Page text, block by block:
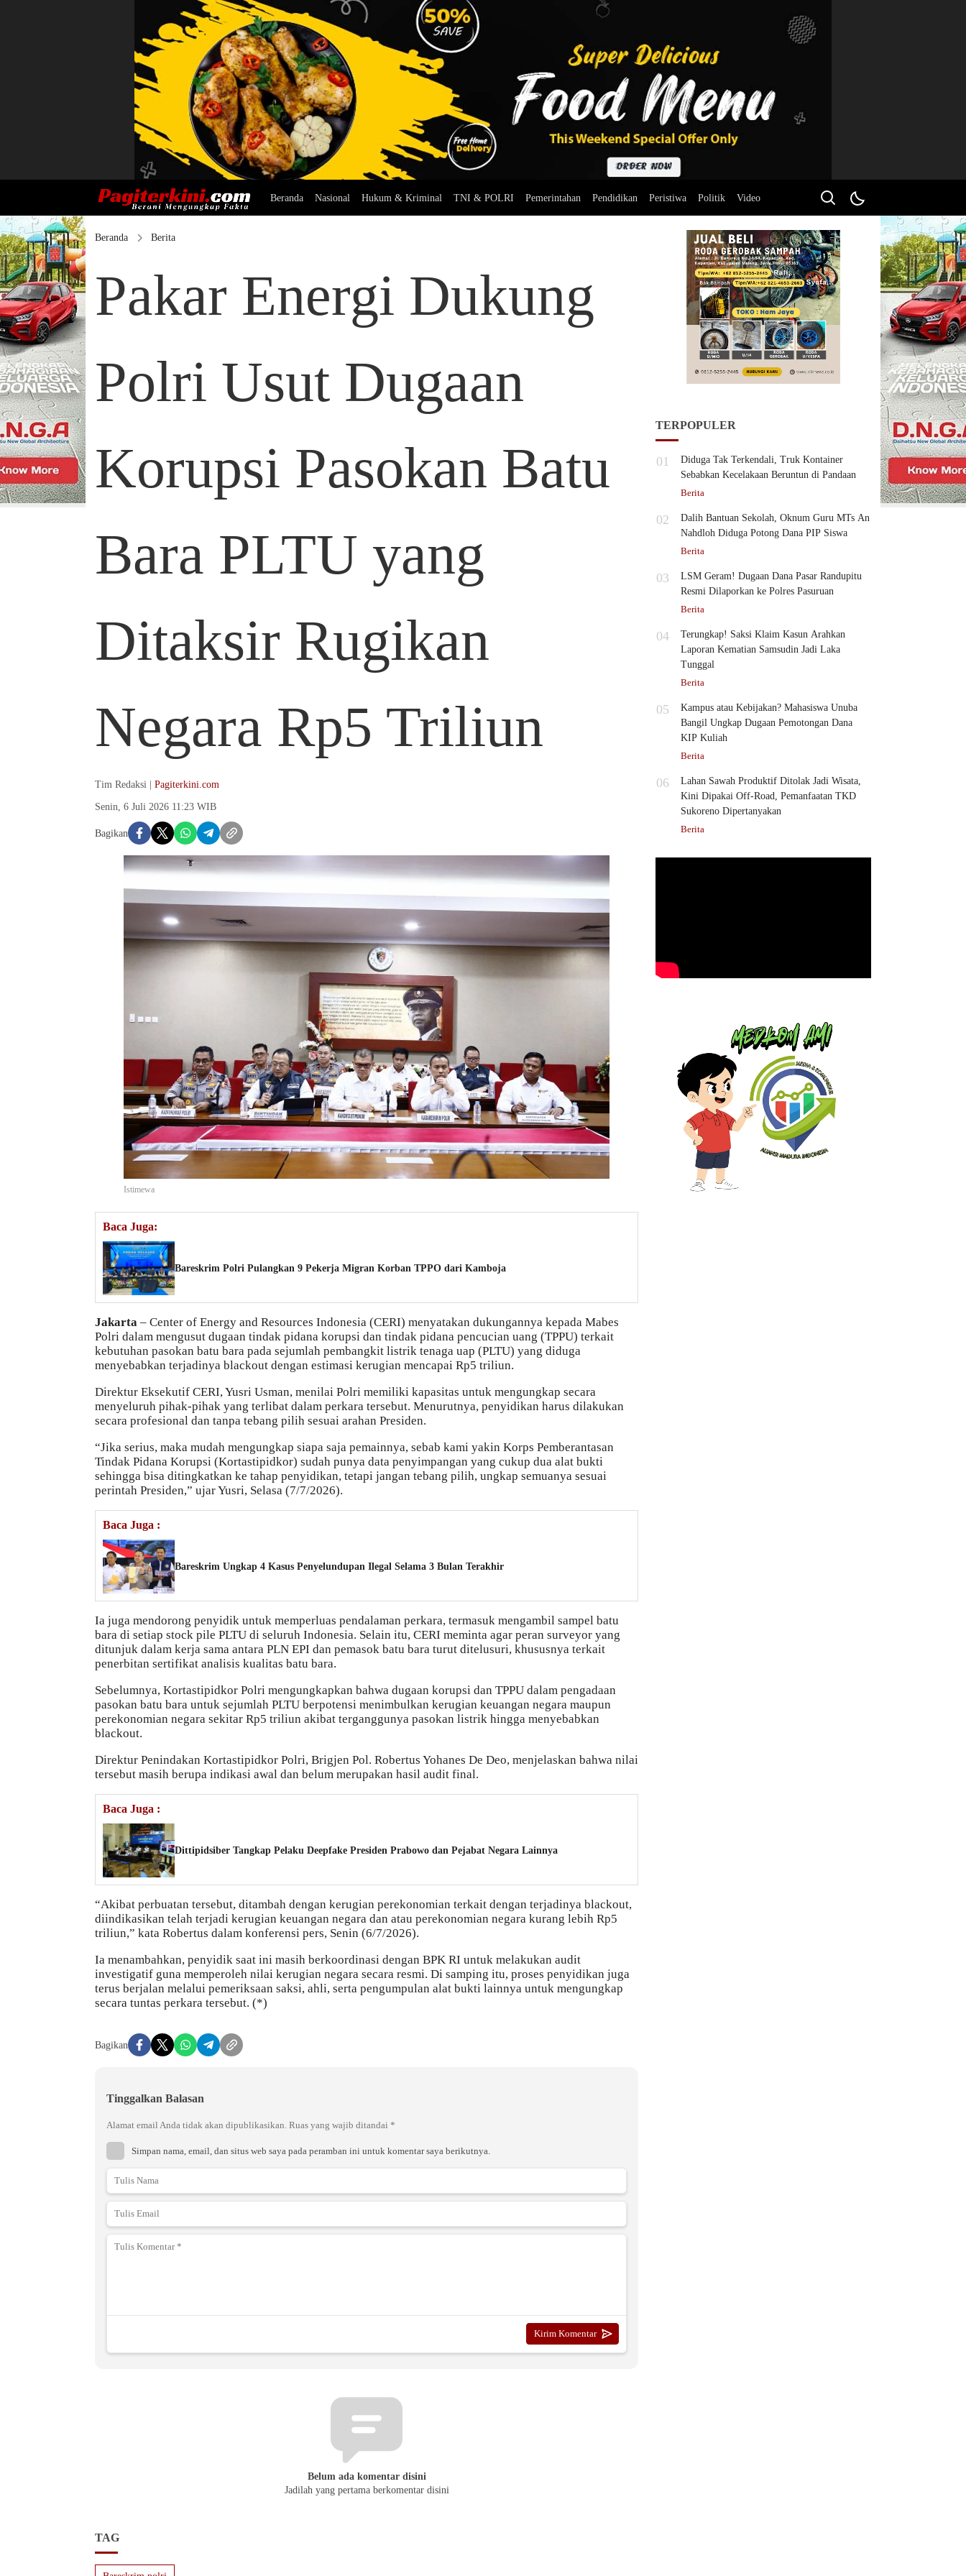
Beranda Nasional Hukum & Kriminal TNI & POLRI Pemerintahan Pendidikan Peristiwa Politik Video
Beranda Berita
Pakar Energi Dukung
Polri Usut Dugaan
Korupsi Pasokan Batu
Bara PLTU yang
Ditaksir Rugikan
Negara Rp5 Triliun
Tim Redaksi | Pagiterkini.com
Senin, 6 Juli 2026 11:23 WIB
Bagikan
Istimewa
Baca Juga:
Bareskrim Polri Pulangkan 9 Pekerja Migran Korban TPPO dari Kamboja
Jakarta – Center of Energy and Resources Indonesia (CERI) menyatakan dukungannya kepada Mabes
Polri dalam mengusut dugaan tindak pidana korupsi dan tindak pidana pencucian uang (TPPU) terkait
kebutuhan pasokan batu bara pada sejumlah pembangkit listrik tenaga uap (PLTU) yang diduga
menyebabkan terjadinya blackout dengan estimasi kerugian mencapai Rp5 triliun.
Direktur Eksekutif CERI, Yusri Usman, menilai Polri memiliki kapasitas untuk mengungkap secara
menyeluruh pihak-pihak yang terlibat dalam perkara tersebut. Menurutnya, penyidikan harus dilakukan
secara profesional dan tanpa tebang pilih sesuai arahan Presiden.
“Jika serius, maka mudah mengungkap siapa saja pemainnya, sebab kami yakin Korps Pemberantasan
Tindak Pidana Korupsi (Kortastipidkor) sudah punya data penyimpangan yang cukup dua alat bukti
sehingga bisa ditingkatkan ke tahap penyidikan, tetapi jangan tebang pilih, ungkap semuanya sesuai
perintah Presiden,” ujar Yusri, Selasa (7/7/2026).
Baca Juga :
Bareskrim Ungkap 4 Kasus Penyelundupan Ilegal Selama 3 Bulan Terakhir
Ia juga mendorong penyidik untuk memperluas pendalaman perkara, termasuk mengambil sampel batu
bara di setiap stock pile PLTU di seluruh Indonesia. Selain itu, CERI meminta agar peran surveyor yang
ditunjuk dalam kerja sama antara PLN EPI dan pemasok batu bara turut ditelusuri, khususnya terkait
penerbitan sertifikat analisis kualitas batu bara.
Sebelumnya, Kortastipidkor Polri mengungkapkan bahwa dugaan korupsi dan TPPU dalam pengadaan
pasokan batu bara untuk sejumlah PLTU berpotensi menimbulkan kerugian keuangan negara maupun
perekonomian negara sekitar Rp5 triliun akibat terganggunya pasokan listrik hingga menyebabkan
blackout.
Direktur Penindakan Kortastipidkor Polri, Brigjen Pol. Robertus Yohanes De Deo, menjelaskan bahwa nilai
tersebut masih berupa indikasi awal dan belum merupakan hasil audit final.
Baca Juga :
Dittipidsiber Tangkap Pelaku Deepfake Presiden Prabowo dan Pejabat Negara Lainnya
“Akibat perbuatan tersebut, ditambah dengan kerugian perekonomian terkait dengan terjadinya blackout,
diindikasikan telah terjadi kerugian keuangan negara dan atau perekonomian negara kurang lebih Rp5
triliun,” kata Robertus dalam konferensi pers, Senin (6/7/2026).
Ia menambahkan, penyidik saat ini masih berkoordinasi dengan BPK RI untuk melakukan audit
investigatif guna memperoleh nilai kerugian negara secara resmi. Di samping itu, proses penyidikan juga
terus berjalan melalui pemeriksaan saksi, ahli, serta pengumpulan alat bukti lainnya untuk mengungkap
secara tuntas perkara tersebut. (*)
Bagikan
Tinggalkan Balasan
Alamat email Anda tidak akan dipublikasikan. Ruas yang wajib ditandai *
Simpan nama, email, dan situs web saya pada peramban ini untuk komentar saya berikutnya.
Belum ada komentar disini
Jadilah yang pertama berkomentar disini
TAG
TERPOPULER
01
Diduga Tak Terkendali, Truk Kontainer
Sebabkan Kecelakaan Beruntun di Pandaan
Berita
02
Dalih Bantuan Sekolah, Oknum Guru MTs An
Nahdloh Diduga Potong Dana PIP Siswa
Berita
03
LSM Geram! Dugaan Dana Pasar Randupitu
Resmi Dilaporkan ke Polres Pasuruan
Berita
04
Terungkap! Saksi Klaim Kasun Arahkan
Laporan Kematian Samsudin Jadi Laka
Tunggal
Berita
05
Kampus atau Kebijakan? Mahasiswa Unuba
Bangil Ungkap Dugaan Pemotongan Dana
KIP Kuliah
Berita
06
Lahan Sawah Produktif Ditolak Jadi Wisata,
Kini Dipakai Off-Road, Pemanfaatan TKD
Sukoreno Dipertanyakan
Berita